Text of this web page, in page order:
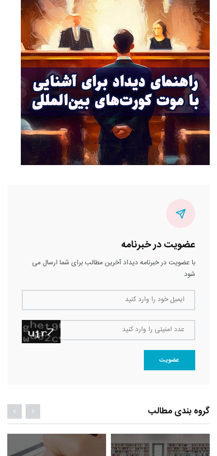
عضویت در خبرنامه
با عضویت در خبرنامه دیداد آخرین مطالب برای شما ارسال می
شود
ایمیل خود را وارد کنید
عدد امنیتی را وارد کنید
عضویت
گروه بندی مطالب